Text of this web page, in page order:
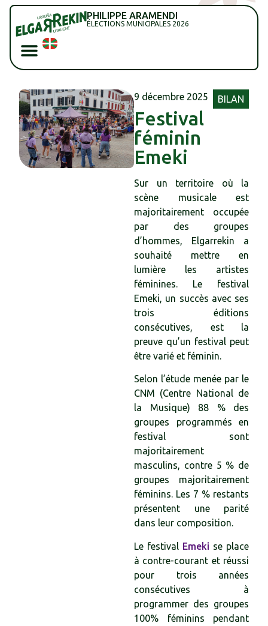
PHILIPPE ARAMENDI
ÉLECTIONS MUNICIPALES 2026
9 décembre 2025 BILAN
Festival
féminin
Emeki
Sur un territoire où la
scène musicale est
majoritairement occupée
par des groupes
d’hommes, Elgarrekin a
souhaité mettre en
lumière les artistes
féminines. Le festival
Emeki, un succès avec ses
trois éditions
consécutives, est la
preuve qu’un festival peut
être varié et féminin.
Selon l’étude menée par le
CNM (Centre National de
la Musique) 88 % des
groupes programmés en
festival sont
majoritairement
masculins, contre 5 % de
groupes majoritairement
féminins. Les 7 % restants
présentent une parité
dans leur composition.
Le festival Emeki se place
à contre-courant et réussi
pour trois années
consécutives à
programmer des groupes
100% féminins pendant